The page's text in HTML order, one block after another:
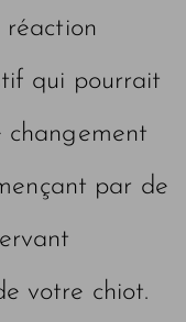
réaction
qui pourrait
changement
par de
votre chiot.